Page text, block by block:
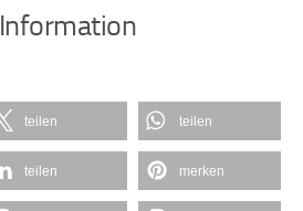
teilen teilen
teilen merken